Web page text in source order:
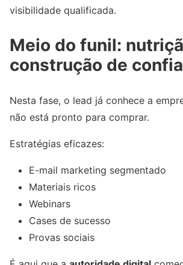
visibilidade qualificada.
Meio do funil:
construção de
Nesta fase, o lead já conhece a
não está pronto para comprar.
Estratégias eficazes:
E-mail marketing segmentado
Materiais ricos
Webinars
Cases de sucesso
Provas sociais